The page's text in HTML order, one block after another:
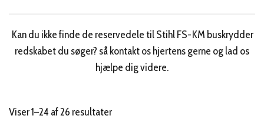
Kan du ikke finde de reservedele til Stihl FS-KM buskrydder
redskabet du søger? så kontakt os hjertens gerne og lad os
hjælpe dig videre.
Viser 1–24 af 26 resultaterSorteret